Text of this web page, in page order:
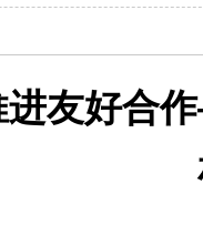
友好合